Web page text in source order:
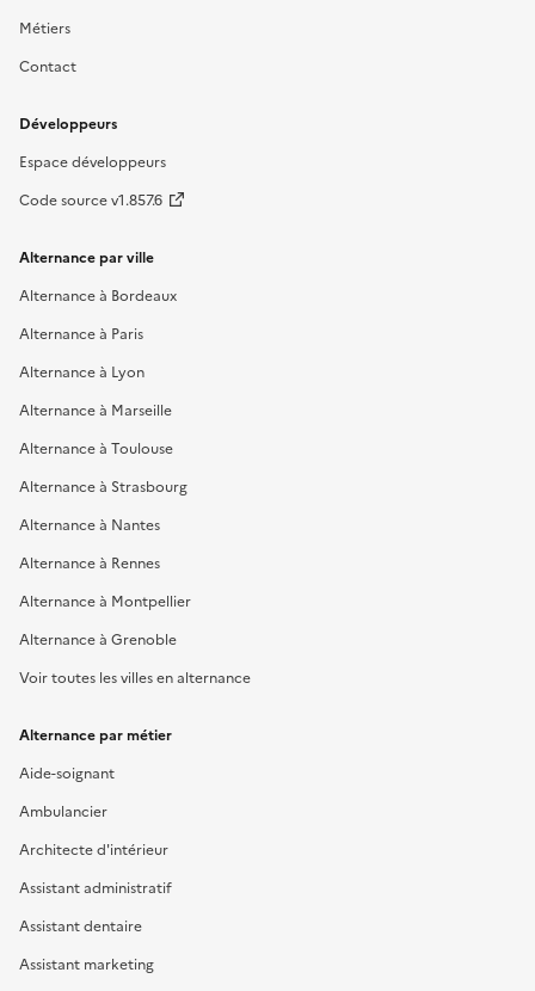
Métiers
Contact
Développeurs
Espace développeurs
Code source v1.857.6
Alternance par ville
Alternance à Bordeaux
Alternance à Paris
Alternance à Lyon
Alternance à Marseille
Alternance à Toulouse
Alternance à Strasbourg
Alternance à Nantes
Alternance à Rennes
Alternance à Montpellier
Alternance à Grenoble
Voir toutes les villes en alternance
Alternance par métier
Aide-soignant
Ambulancier
Architecte d'intérieur
Assistant administratif
Assistant dentaire
Assistant marketing